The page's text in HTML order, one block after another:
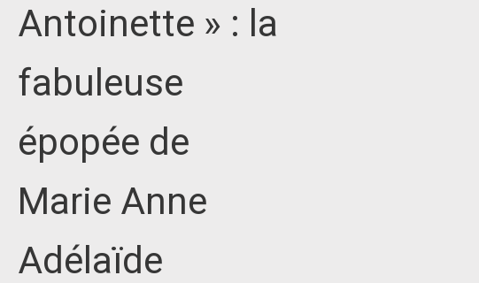
Antoinette » : la
fabuleuse
épopée de
Marie Anne
Adélaïde